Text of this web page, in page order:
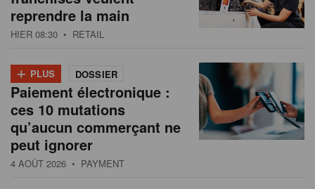
reprendre la main
HIER 08:30 • RETAIL
+ PLUS DOSSIER
Paiement électronique :
ces 10 mutations
qu’aucun commerçant ne
peut ignorer
4 AOÛT 2026 • PAYMENT